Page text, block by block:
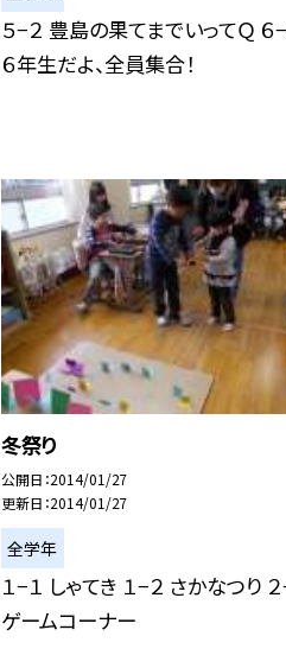
５−２ 豊島の果てまでいってＱ ６
６年生だよ、全員集合！
冬祭り
公開日 2014/01/27
更新日 2014/01/27
全学年
１−１ しゃてき １−２ さかなつり
ゲームコーナー